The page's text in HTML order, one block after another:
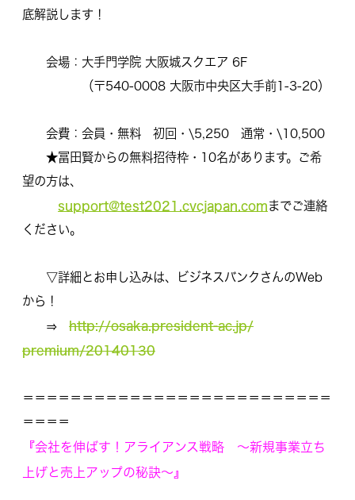
底解説します！
会場：大手門学院 大阪城スクエア 6F
（〒540-0008 大阪市中央区大手前1-3-20）
会費：会員・無料 初回・\5,250 通常・\10,500
★冨田賢からの無料招待枠・10名があります。ご希
望の方は、
support@test2021.cvcjapan.comまでご連絡
ください。
▽詳細とお申し込みは、ビジネスバンクさんのWeb
から！
⇒ http://osaka.president-ac.jp/
premium/20140130
＝＝＝＝＝＝＝＝＝＝＝＝＝＝＝＝＝＝＝＝＝＝＝＝＝＝
＝＝＝＝
『会社を伸ばす！アライアンス戦略 ～新規事業立ち
上げと売上アップの秘訣～』